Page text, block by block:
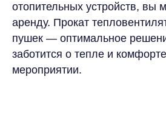
отопительных устройств, вы
аренду. Прокат
пушек — оптимальное
заботится о тепле и
мероприятии.
АРЕНДА ДЛЯ МЕРОПРИЯТИЙ
ОТКРЫТЫЕ ПРОСТРАНСТВА
ВЫСТАВКИ
КОНФЕРЕНЦИИ